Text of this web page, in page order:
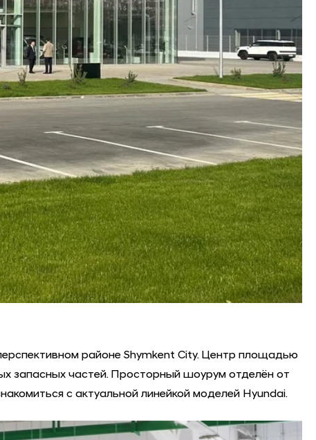
районе Shymkent City. Центр площадью
запасных частей. Просторный шоурум отделён от
с актуальной линейкой моделей Hyundai.